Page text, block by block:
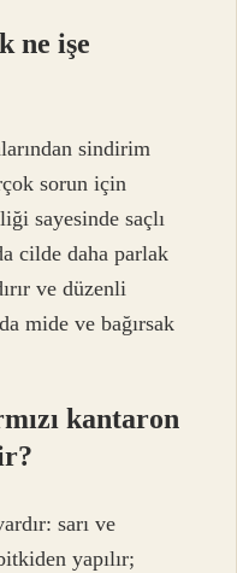
ne işe
sindirim
sorun için
sayesinde saçlı
cilde daha parlak
ve düzenli
mide ve bağırsak
kantaron
sarı ve
yapılır;